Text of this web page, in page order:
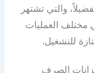
والتي تشتهر
مختلف العمليات
للتشغيل.
الصرف